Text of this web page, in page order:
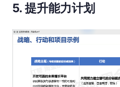
5. 提升能力计划